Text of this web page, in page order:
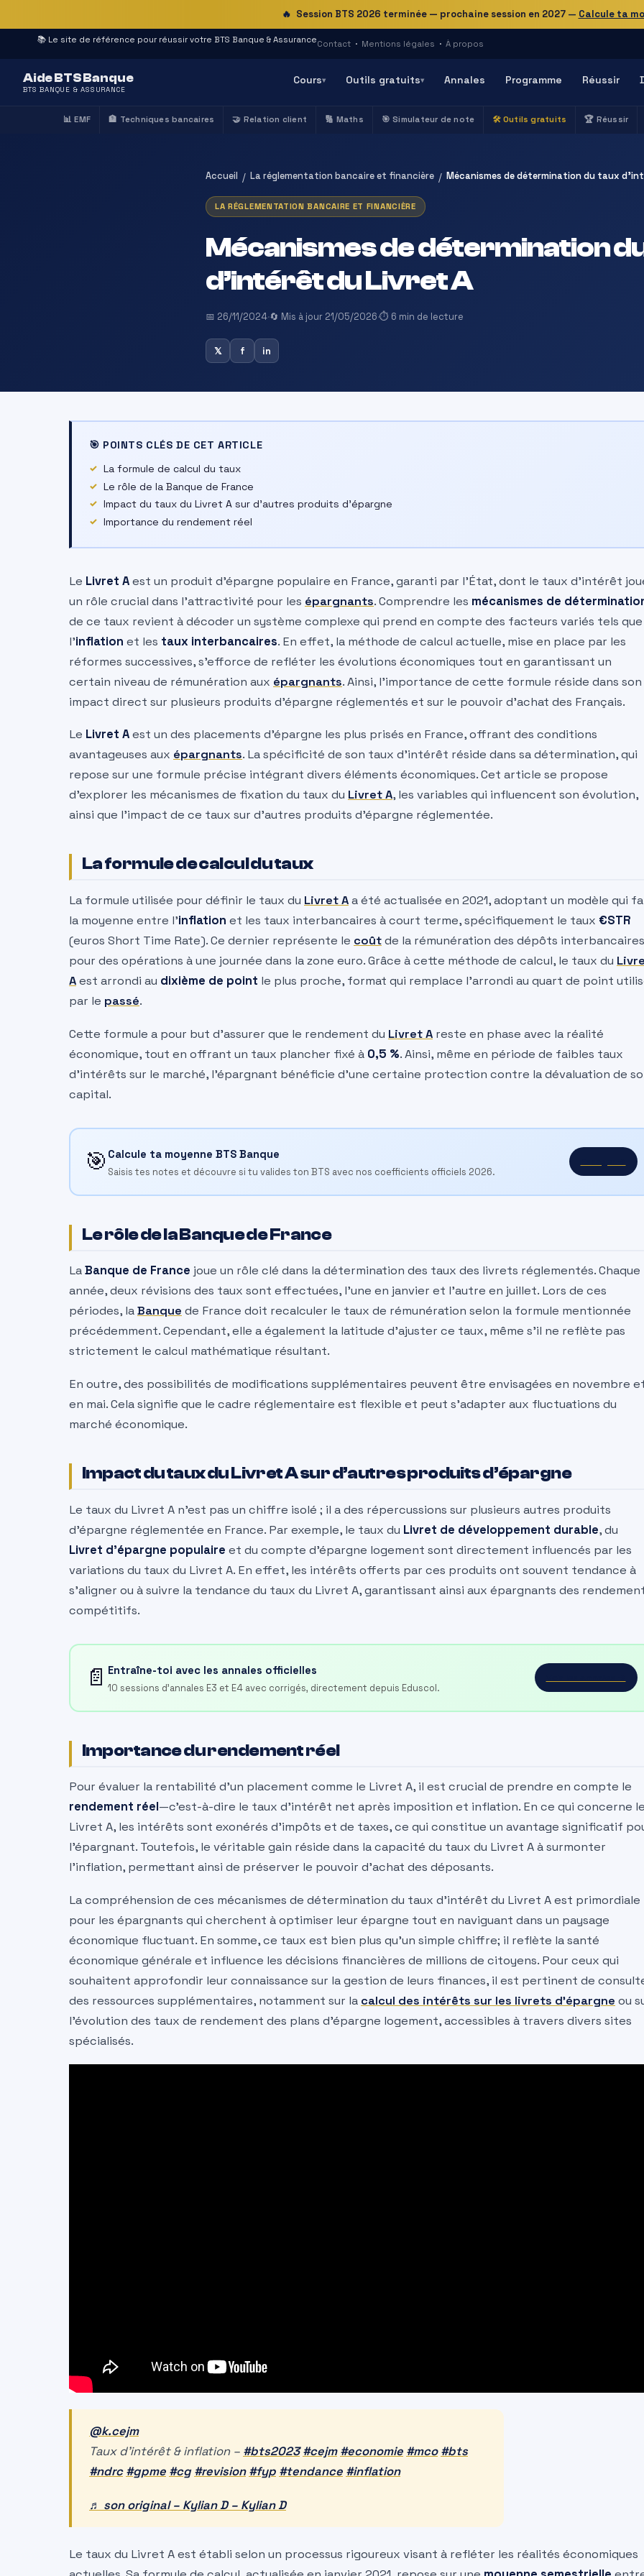
🔥 Session BTS 2026 terminée — prochaine session en 2027— Calcule ta
📚 Le site de référence pour réussir votre BTS Banque & AssuranceContact · Mentions légales · À propos
Aide BTS Banque
BTS BANQUE & ASSURANCE
Cours▾ Outils gratuits▾ Annales Programme Réussir
📊 EMF 🏦 Techniques bancaires 🤝 Relation client 🔢 Maths 🎯 Simulateur de note 🛠️ Outils gratuits 🏆 Réussir
Accueil / La réglementation bancaire et financière / Mécanismes de détermination du taux
LA RÉGLEMENTATION BANCAIRE ET FINANCIÈRE
Mécanismes de détermination
d’intérêt du Livret A
📅 26/11/2024·🔄 Mis à jour 21/05/2026·⏱ 6 min de lecture
𝕏 f in
🎯 POINTS CLÉS DE CET ARTICLE
La formule de calcul du taux
Le rôle de la Banque de France
Impact du taux du Livret A sur d’autres produits d’épargne
Importance du rendement réel
Le Livret Aest un produit d’épargne populaire en France, garanti par l’État, dont le taux d’intérêt
un rôle crucial dans l’attractivité pour les épargnants. Comprendre les mécanismes de
de ce taux revient à décoder un système complexe qui prend en compte des facteurs variés tels que
l’inflation et les taux interbancaires. En effet, la méthode de calcul actuelle, mise en place par les
réformes successives, s’efforce de refléter les évolutions économiques tout en garantissant un
certain niveau de rémunération aux épargnants. Ainsi, l’importance de cette formule réside dans son
impact direct sur plusieurs produits d’épargne réglementés et sur le pouvoir d’achat des Français.
Le Livret Aest un des placements d’épargne les plus prisés en France, offrant des conditions
avantageuses aux épargnants. La spécificité de son taux d’intérêt réside dans sa détermination, qui
repose sur une formule précise intégrant divers éléments économiques. Cet article se propose
d’explorer les mécanismes de fixation du taux du Livret A, les variables qui influencent son évolution,
ainsi que l’impact de ce taux sur d’autres produits d’épargne réglementée.
La formule de calcul du taux
La formule utilisée pour définir le taux du Livret Aa été actualisée en 2021, adoptant un modèle qui
la moyenne entre l’inflation et les taux interbancaires à court terme, spécifiquement le taux €STR
(euros Short Time Rate). Ce dernier représente le coûtde la rémunération des dépôts interbancaires
pour des opérations à une journée dans la zone euro. Grâce à cette méthode de calcul, le taux du
Aest arrondi au dixième de point le plus proche, format qui remplace l’arrondi au quart de point
par le passé.
Cette formule a pour but d’assurer que le rendement du Livret A reste en phase avec la réalité
économique, tout en offrant un taux plancher fixé à 0,5 %. Ainsi, même en période de faibles taux
d’intérêts sur le marché, l’épargnant bénéficie d’une certaine protection contre la dévaluation de
capital.
🎯 Calcule ta moyenne BTS Banque
Saisis tes notes et découvre si tu valides ton BTS avec nos coefficients officiels 2026.
Le rôle de la Banque de France
LaBanque de France joue un rôle clé dans la détermination des taux des livrets réglementés. Chaque
année, deux révisions des taux sont effectuées, l’une en janvier et l’autre en juillet. Lors de ces
périodes, laBanque de France doit recalculer le taux de rémunération selon la formule mentionnée
précédemment. Cependant, elle a également la latitude d’ajuster ce taux, même s’il ne reflète pas
strictement le calcul mathématique résultant.
En outre, des possibilités de modifications supplémentaires peuvent être envisagées en novembre
en mai. Cela signifie que le cadre réglementaire est flexible et peut s’adapter aux fluctuations du
marché économique.
Impact du taux du Livret A sur d’autres produits d’épargne
Le taux du Livret A n’est pas un chiffre isolé ; il a des répercussions sur plusieurs autres produits
d’épargne réglementée en France. Par exemple, le taux du Livret de développement durable, du
Livret d’épargne populaire et du compte d’épargne logement sont directement influencés par les
variations du taux du Livret A. En effet, les intérêts offerts par ces produits ont souvent tendance à
s’aligner ou à suivre la tendance du taux du Livret A, garantissant ainsi aux épargnants des
compétitifs.
📄 Entraîne-toi avec les annales officielles
10 sessions d'annales E3 et E4 avec corrigés, directement depuis Eduscol.
Importance du rendement réel
Pour évaluer la rentabilité d’un placement comme le Livret A, il est crucial de prendre en compte le
rendement réel—c’est-à-dire le taux d’intérêt net après imposition et inflation. En ce qui concerne
Livret A, les intérêts sont exonérés d’impôts et de taxes, ce qui constitue un avantage significatif
l’épargnant. Toutefois, le véritable gain réside dans la capacité du taux du Livret A à surmonter
l’inflation, permettant ainsi de préserver le pouvoir d’achat des déposants.
La compréhension de ces mécanismes de détermination du taux d’intérêt du Livret A est primordiale
pour les épargnants qui cherchent à optimiser leur épargne tout en naviguant dans un paysage
économique fluctuant. En somme, ce taux est bien plus qu’un simple chiffre; il reflète la santé
économique générale et influence les décisions financières de millions de citoyens. Pour ceux qui
souhaitent approfondir leur connaissance sur la gestion de leurs finances, il est pertinent de
des ressources supplémentaires, notamment sur la calcul des intérêts sur les livrets d’épargne ou
l’évolution des taux de rendement des plans d’épargne logement, accessibles à travers divers sites
spécialisés.
@k.cejm
Taux d’intérêt & inflation – #bts2023 #cejm #economie #mco #bts
#ndrc #gpme #cg #revision #fyp #tendance #inflation
♬ son original – Kylian D – Kylian D
Le taux du Livret A est établi selon un processus rigoureux visant à refléter les réalités économiques